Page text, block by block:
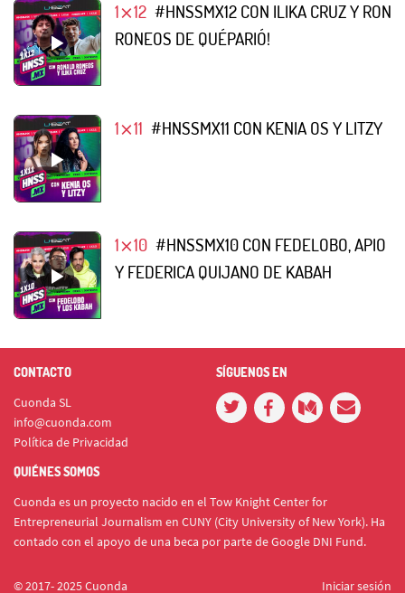
1⨯12 #HNSSMX12 CON ILIKA CRUZ Y RON
RONEOS DE QUÉPARIÓ!
1⨯11 #HNSSMX11 CON KENIA OS Y LITZY
1⨯10 #HNSSMX10 CON FEDELOBO, APIO
Y FEDERICA QUIJANO DE KABAH
CONTACTO
Cuonda SL
info@cuonda.com
Política de Privacidad
SÍGUENOS EN
QUIÉNES SOMOS
Cuonda es un proyecto nacido en el Tow Knight Center for
Entrepreneurial Journalism en CUNY (City University of New York). Ha
contado con el apoyo de una beca por parte de Google DNI Fund.
© 2017- 2025 Cuonda Iniciar sesión